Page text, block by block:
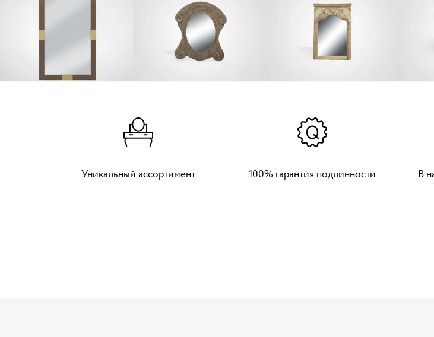
Уникальный ассортимент 100% гарантия подлинности В